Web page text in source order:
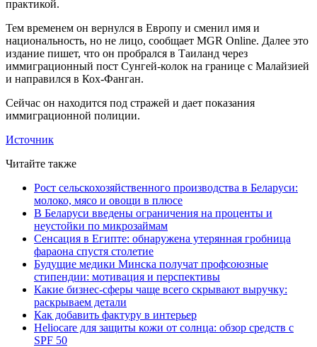
практикой.
Тем временем он вернулся в Европу и сменил имя и
национальность, но не лицо, сообщает MGR Online. Далее это
издание пишет, что он пробрался в Таиланд через
иммиграционный пост Сунгей-колок на границе с Малайзией
и направился в Кох-Фанган.
Сейчас он находится под стражей и дает показания
иммиграционной полиции.
Источник
Читайте также
Рост сельскохозяйственного производства в Беларуси:
молоко, мясо и овощи в плюсе
В Беларуси введены ограничения на проценты и
неустойки по микрозаймам
Сенсация в Египте: обнаружена утерянная гробница
фараона спустя столетие
Будущие медики Минска получат профсоюзные
стипендии: мотивация и перспективы
Какие бизнес-сферы чаще всего скрывают выручку:
раскрываем детали
Как добавить фактуру в интерьер
Heliocare для защиты кожи от солнца: обзор средств с
SPF 50